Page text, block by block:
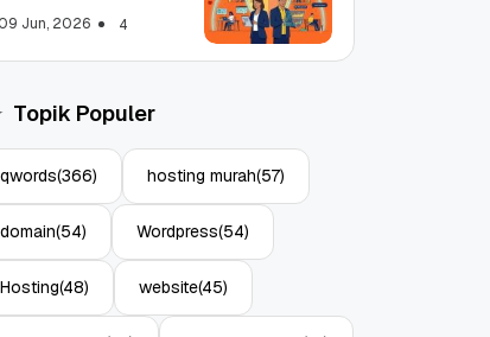
Aplikasi: Atasi Limitasi
11 Jun, 2026 4
09 Jun, 2026 4
Topik Populer
qwords(366) hosting murah(57)
domain(54) Wordpress(54)
Hosting(48) website(45)